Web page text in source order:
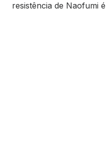
resistência de Naofumi